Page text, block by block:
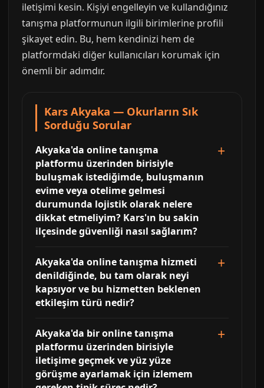
iletişimi kesin. Kişiyi engelleyin ve kullandığınız
tanışma platformunun ilgili birimlerine profili
şikayet edin. Bu, hem kendinizi hem de
platformdaki diğer kullanıcıları korumak için
önemli bir adımdır.
Kars Akyaka — Okurların Sık
Sorduğu Sorular
Akyaka'da online tanışma
platformu üzerinden birisiyle
buluşmak istediğimde, buluşmanın
evime veya otelime gelmesi
durumunda lojistik olarak nelere
dikkat etmeliyim? Kars'ın bu sakin
ilçesinde güvenliği nasıl sağlarım?
Akyaka'da online tanışma hizmeti
denildiğinde, bu tam olarak neyi
kapsıyor ve bu hizmetten beklenen
etkileşim türü nedir?
Akyaka'da bir online tanışma
platformu üzerinden birisiyle
iletişime geçmek ve yüz yüze
görüşme ayarlamak için izlemem